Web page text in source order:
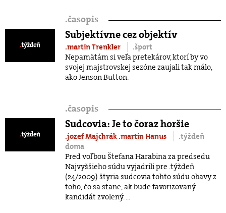
.časopis
Subjektívne cez objektív
.martin Trenkler
.šport
Nepamätám si veľa pretekárov, ktorí by vo
svojej majstrovskej sezóne zaujali tak málo,
ako Jenson Button.
.časopis
Sudcovia: Je to čoraz horšie
.jozef Majchrák.martin Hanus
.týždeň
doma
Pred voľbou Štefana Harabina za predsedu
Najvyššieho súdu vyjadrili pre .týždeň
(24/2009) štyria sudcovia tohto súdu obavy z
toho, čo sa stane, ak bude favorizovaný
kandidát zvolený. ...